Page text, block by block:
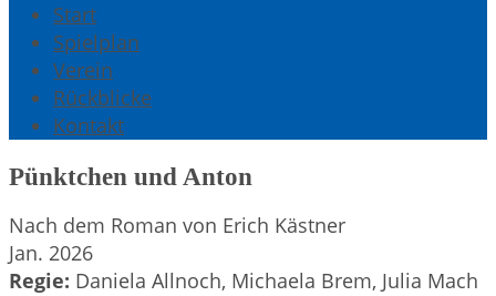
Start
Spielplan
Verein
Rückblicke
Kontakt
Pünktchen und Anton
Nach dem Roman von Erich Kästner
Jan. 2026
Regie: Daniela Allnoch, Michaela Brem, Julia Mach